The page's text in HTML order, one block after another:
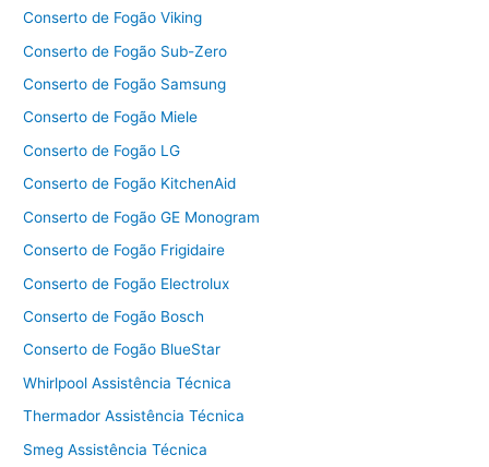
Conserto de Fogão Viking
Conserto de Fogão Sub-Zero
Conserto de Fogão Samsung
Conserto de Fogão Miele
Conserto de Fogão LG
Conserto de Fogão KitchenAid
Conserto de Fogão GE Monogram
Conserto de Fogão Frigidaire
Conserto de Fogão Electrolux
Conserto de Fogão Bosch
Conserto de Fogão BlueStar
Whirlpool Assistência Técnica
Thermador Assistência Técnica
Smeg Assistência Técnica